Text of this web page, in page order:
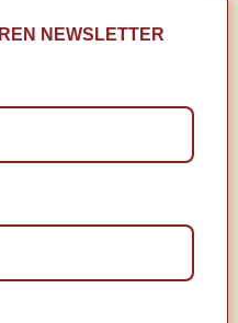
NEWSLETTER